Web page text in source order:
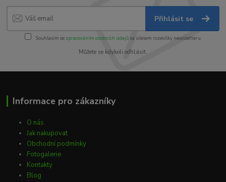
Přihlásit se
Souhlasím se zpracováním osobních údajůza účelem rozesílky newsletteru.
Můžete se kdykoli odhlásit.
Informace pro zákazníky
O nás
Jak nakupovat
Obchodní podmínky
Fotogalerie
Kontakty
Blog